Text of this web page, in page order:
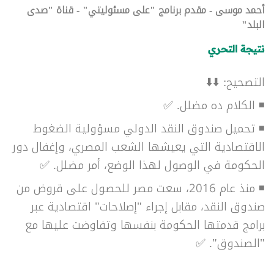
أحمد موسى - مقدم برنامج "على مسئوليتي" - قناة "صدى
البلد"
نتيجة التحري
التصحيح: ⬇️⬇️
◾ الكلام ده مضلل. ✅
◾ تحميل صندوق النقد الدولي مسؤولية الضغوط
الاقتصادية التي يعيشها الشعب المصري، وإغفال دور
الحكومة في الوصول لهذا الوضع، أمر مضلل. ✅
◾ منذ عام 2016، سعت مصر للحصول على قروض من
صندوق النقد، مقابل إجراء "إصلاحات" اقتصادية عبر
برامج قدمتها الحكومة بنفسها وتفاوضت عليها مع
"الصندوق". ✅